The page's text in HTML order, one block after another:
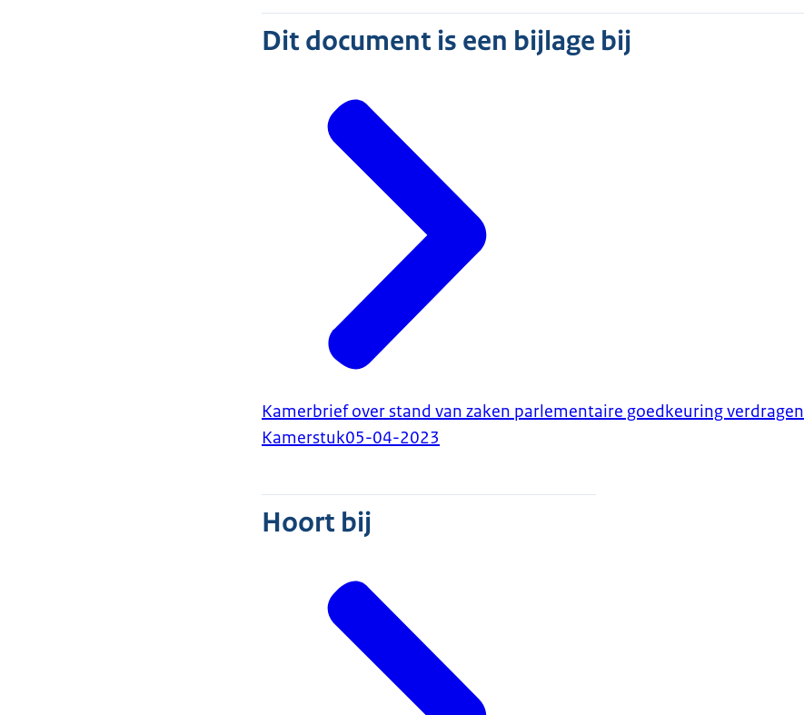
Dit document is een bijlage bij
Kamerbrief over stand van zaken parlementaire goedkeuring verdragen
Kamerstuk05-04-2023
Hoort bij